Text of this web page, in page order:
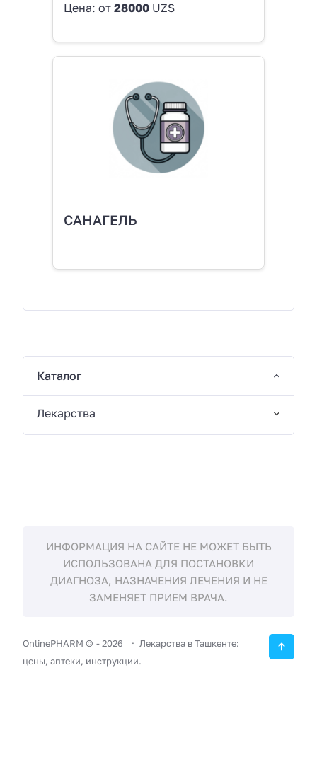
Цена: от 28000 UZS
САНАГЕЛЬ
Каталог
Лекарства
ИНФОРМАЦИЯ НА САЙТЕ НЕ МОЖЕТ БЫТЬ
ИСПОЛЬЗОВАНА ДЛЯ ПОСТАНОВКИ
ДИАГНОЗА, НАЗНАЧЕНИЯ ЛЕЧЕНИЯ И НЕ
ЗАМЕНЯЕТ ПРИЕМ ВРАЧА.
OnlinePHARM © -2026
Лекарства в Ташкенте:
цены, аптеки, инструкции.